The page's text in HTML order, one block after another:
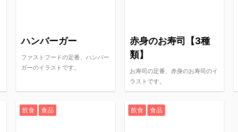
ハンバーガー
ファストフードの定番、ハンバー
ガーのイラストです。
赤身のお寿司【3種
類】
お寿司の定番、赤身のお寿司のイ
ラストです。
飲食 食品 飲食 食品